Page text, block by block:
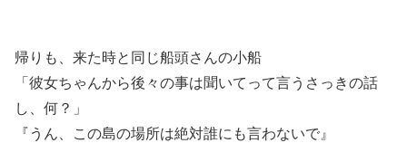
帰りも、来た時と同じ船頭さんの小船
「彼女ちゃんから後々の事は聞いてって言うさっきの話
し、何？」
『うん、この島の場所は絶対誰にも言わないで』